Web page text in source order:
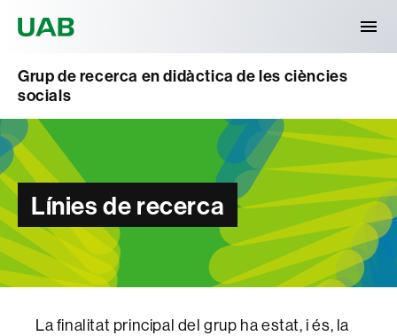
Grup de recerca en didàctica de les ciències
socials
Línies de recerca
La finalitat principal del grup ha estat, i és, la